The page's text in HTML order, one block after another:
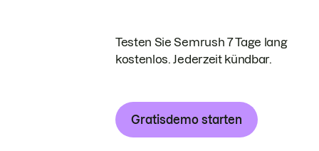
Testen Sie Semrush 7 Tage lang
kostenlos. Jederzeit kündbar.
Gratisdemo starten